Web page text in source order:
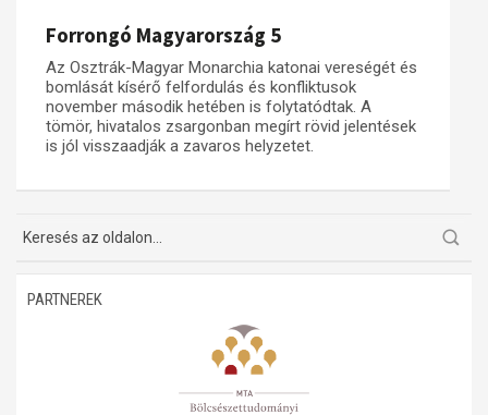
A békerendszer megszilárdulása
Utókor és emlékezet
Galéria
Adatbázis
Emlékművek (feltöltés alatt)
Menekültek
Visszhang
Publikációk
Kapcsolat
Műhelymunkák
Forrongó Magyarország 5
Az Osztrák-Magyar Monarchia katonai vereségét és
bomlását kísérő felfordulás és konfliktusok
november második hetében is folytatódtak. A
tömör, hivatalos zsargonban megírt rövid jelentések
is jól visszaadják a zavaros helyzetet.
PARTNEREK